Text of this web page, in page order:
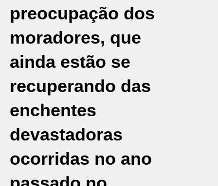
preocupação dos
moradores, que
ainda estão se
recuperando das
enchentes
devastadoras
ocorridas no ano